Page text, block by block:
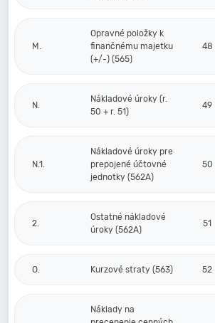
M.
Opravné položky k
finančnému majetku
(+/-) (565)
48
N.
Nákladové úroky (r.
50 + r. 51)
49
N.1.
Nákladové úroky pre
prepojené účtovné
jednotky (562A)
50
2.
Ostatné nákladové
úroky (562A)
51
O. Kurzové straty (563) 52
Náklady na